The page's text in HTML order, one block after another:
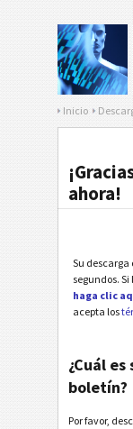
Inicio
ahora!
Su
segundos.
haga clic
acepta los
¿Cuál
boletín?
Por favor,